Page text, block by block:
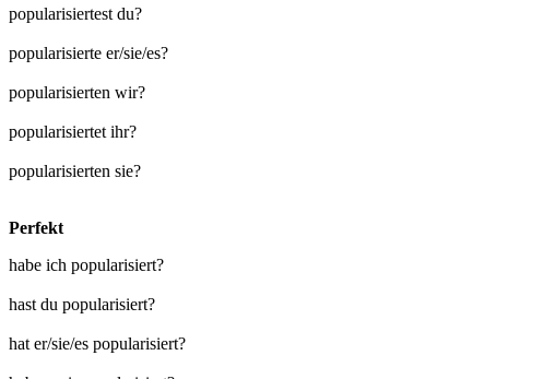
popularisiertest du?
popularisierte er/sie/es?
popularisierten wir?
popularisiertet ihr?
popularisierten sie?
Perfekt
habe ich popularisiert?
hast du popularisiert?
hat er/sie/es popularisiert?